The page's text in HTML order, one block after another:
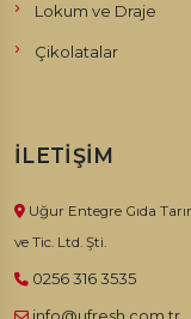
Chocolate 333'ün
çevrili, enfes bir çikolata
seçenektir.
Lokum ve Draje
Çikolatalar
İLETIŞIM
Uğur Entegre Gıda
ve Tic. Ltd. Şti.
0256 316 3535